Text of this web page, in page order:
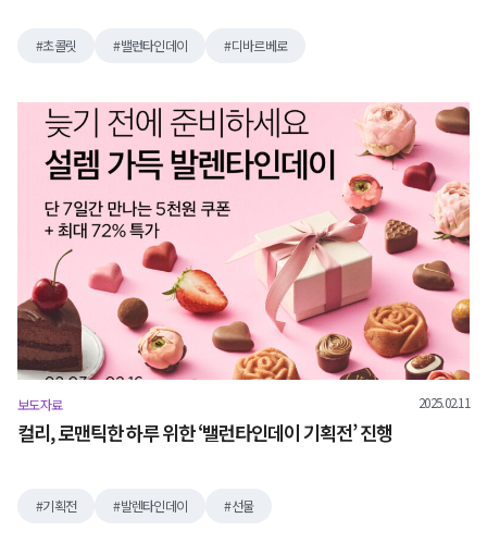
초콜릿 밸런타인데이 디바르베로
보도자료 2025.02.11
컬리, 로맨틱한 하루 위한 ‘밸런타인데이 기획전’ 진행
기획전 발렌타인데이 선물